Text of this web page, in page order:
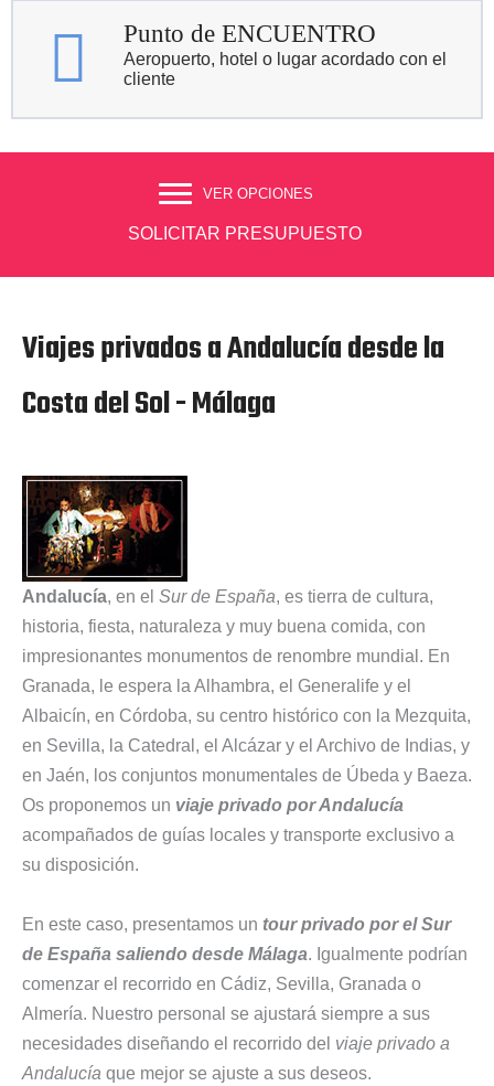
Punto de ENCUENTRO
Aeropuerto, hotel o lugar acordado con el
cliente
VER OPCIONES
SOLICITAR PRESUPUESTO
Viajes privados a Andalucía desde la
Costa del Sol - Málaga
Andalucía, en el Sur de España, es tierra de cultura,
historia, fiesta, naturaleza y muy buena comida, con
impresionantes monumentos de renombre mundial. En
Granada, le espera la Alhambra, el Generalife y el
Albaicín, en Córdoba, su centro histórico con la Mezquita,
en Sevilla, la Catedral, el Alcázar y el Archivo de Indias, y
en Jaén, los conjuntos monumentales de Úbeda y Baeza.
Os proponemos un viaje privado por Andalucía
acompañados de guías locales y transporte exclusivo a
su disposición.
En este caso, presentamos un tour privado por el Sur
de España saliendo desde Málaga. Igualmente podrían
comenzar el recorrido en Cádiz, Sevilla, Granada o
Almería. Nuestro personal se ajustará siempre a sus
necesidades diseñando el recorrido del viaje privado a
Andalucía que mejor se ajuste a sus deseos.